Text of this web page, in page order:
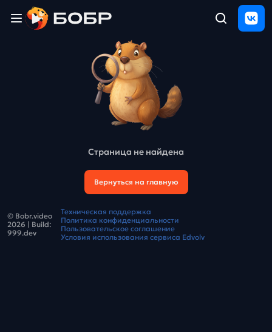
и
отзыв
Страница не найдена
Вернуться на главную
© Bobr.video
2026 | Build:
999.dev
Техническая поддержка
Политика конфиденциальности
Пользовательское соглашение
Условия использования сервиса Edvolv